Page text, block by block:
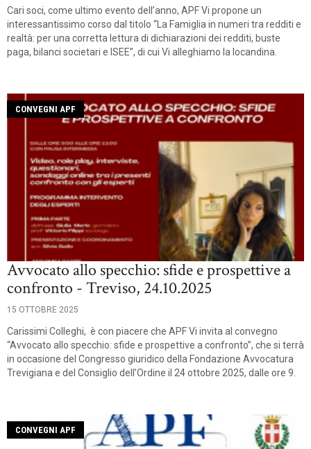
Cari soci, come ultimo evento dell’anno, APF Vi propone un
interessantissimo corso dal titolo “La Famiglia in numeri tra redditi e
realtà: per una corretta lettura di dichiarazioni dei redditi, buste
paga, bilanci societari e ISEE”, di cui Vi alleghiamo la locandina.
CONVEGNI APF
Avvocato allo specchio: sfide e prospettive a
confronto - Treviso, 24.10.2025
15 OTTOBRE 2025
Carissimi Colleghi, è con piacere che APF Vi invita al convegno
“Avvocato allo specchio: sfide e prospettive a confronto”, che si terrà
in occasione del Congresso giuridico della Fondazione Avvocatura
Trevigiana e del Consiglio dell’Ordine il 24 ottobre 2025, dalle ore 9.
CONVEGNI APF